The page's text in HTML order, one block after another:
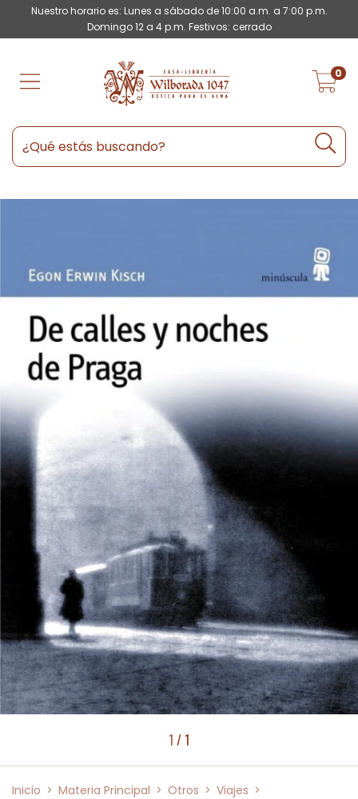
Nuestro horario es: Lunes a sábado de 10:00 a.m. a 7:00 p.m.
Domingo 12 a 4 p.m. Festivos: cerrado
0
1 /1
Inicio > Materia Principal > Otros > Viajes >